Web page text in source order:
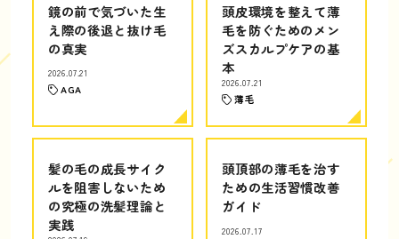
鏡の前で気づいた生
え際の後退と抜け毛
の真実
2026.07.21
AGA
頭皮環境を整えて薄
毛を防ぐためのメン
ズスカルプケアの基
本
2026.07.21
薄毛
髪の毛の成長サイク
ルを阻害しないため
の究極の洗髪理論と
実践
頭頂部の薄毛を治す
ための生活習慣改善
ガイド
2026.07.17